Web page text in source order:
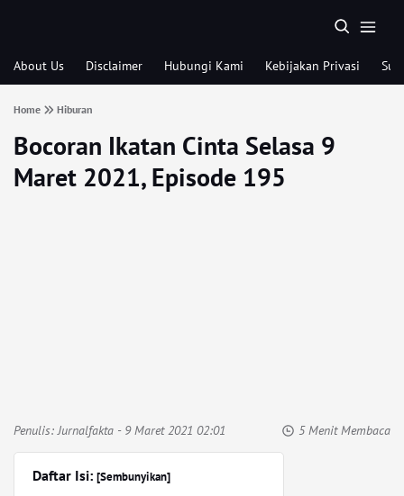
About Us Disclaimer Hubungi Kami Kebijakan Privasi
Home Hiburan
Bocoran Ikatan Cinta Selasa 9
Maret 2021, Episode 195
Penulis:Jurnalfakta - 9 Maret 2021 02:01 5 Menit Membaca
Daftar Isi: [Sembunyikan]